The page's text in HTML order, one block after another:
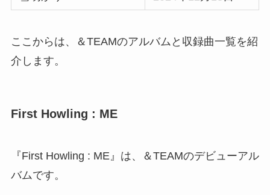
ここからは、＆TEAMのアルバムと収録曲一覧を紹
介します。
First Howling : ME
『First Howling : ME』は、＆TEAMのデビューアル
バムです。